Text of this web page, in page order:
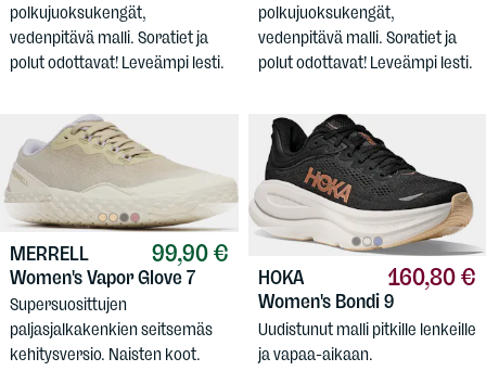
polkujuoksukengät,
vedenpitävä malli. Soratiet ja
polut odottavat! Leveämpi lesti.
polkujuoksukengät,
vedenpitävä malli. Soratiet ja
polut odottavat! Leveämpi lesti.
99,90 €
MERRELL
Women's Vapor Glove 7
Supersuosittujen
paljasjalkakenkien seitsemäs
kehitysversio. Naisten koot.
160,80 €
HOKA
Women's Bondi 9
Uudistunut malli pitkille lenkeille
ja vapaa-aikaan.